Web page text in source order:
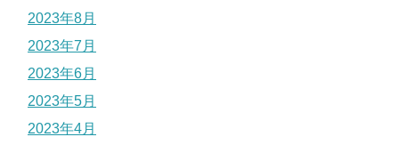
2023年8月
2023年7月
2023年6月
2023年5月
2023年4月